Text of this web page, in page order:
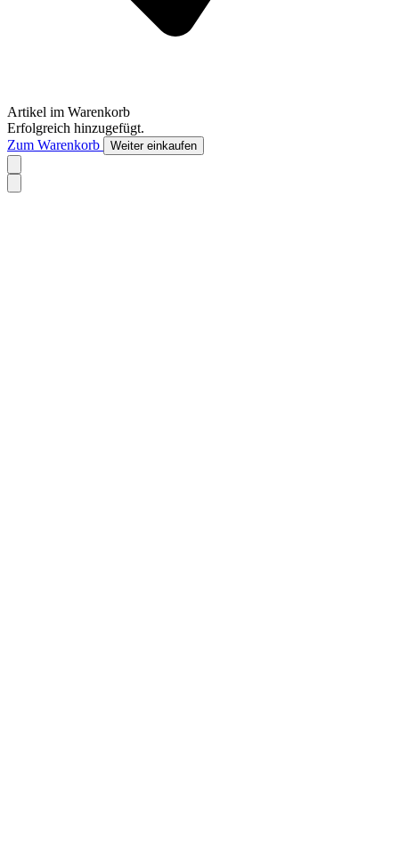
Artikel im Warenkorb
Erfolgreich hinzugefügt.
Zum Warenkorb
Weiter einkaufen